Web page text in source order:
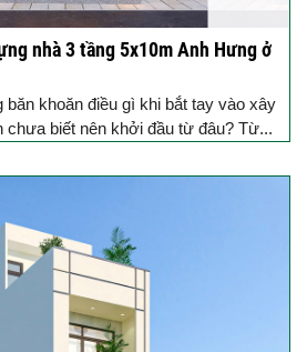
nhà 3 tầng 5x10m Anh Hưng ở
băn khoăn điều gì khi bắt tay vào xây
chưa biết nên khởi đầu từ đâu? Từ...